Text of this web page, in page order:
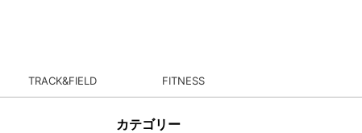
TRACK&FIELD FITNESS
カテゴリー